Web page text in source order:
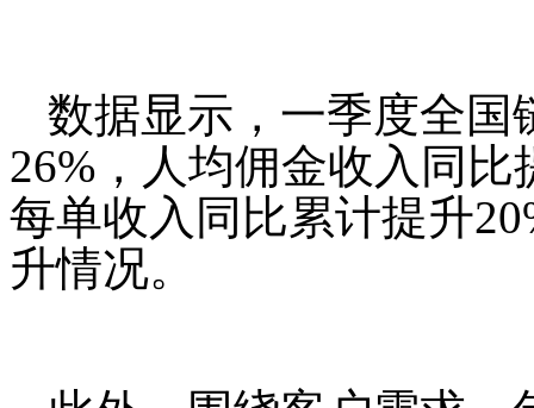
数据显示，一季度全国
26%，人均佣金收入同
每单收入同比累计提升
升情况。